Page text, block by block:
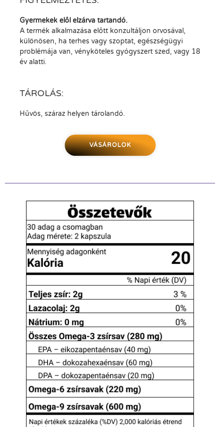
Gyermekek elől elzárva tartandó.
A termék alkalmazása előtt konzultáljon orvosával,
különösen, ha terhes vagy szoptat, egészségügyi
problémája van, vényköteles gyógyszert szed, vagy 18
év alatti.
TÁROLÁS:
Hűvös, száraz helyen tárolandó.
VÁSÁROLOK